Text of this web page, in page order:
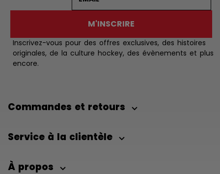
M'INSCRIRE
Inscrivez-vous pour des offres exclusives, des histoires
originales, de la culture hockey, des évènements et plus
encore.
Commandes et retours
Service à la clientèle
À propos